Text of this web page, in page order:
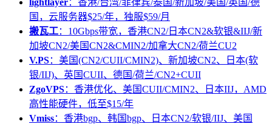
lightlayer：香港/台湾/菲律宾/泰国/新加坡/美国/英国/德
国，云服务器$25/年，独服$59/月
搬瓦工：10Gbps带宽，香港CN2/日本CN2&软银&IIJ/新
加坡CN2/美国CN2&CMIN2/加拿大CN2/荷兰CU2
V.PS：美国(CN2/CUII/CMIN2)、新加坡CN2、日本(软
银/IIJ)、英国CUII、德国/荷兰/CN2+CUII
ZgoVPS：香港优化、美国CUII/CMIN2、日本IIJ，AMD
高性能硬件，低至$15/年
Vmiss：香港bgp、韩国bgp、日本CN2/软银/IIJ、美国